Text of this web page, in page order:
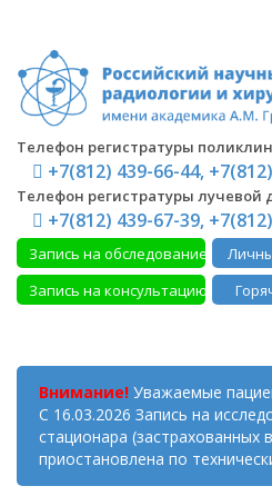
Телефон регистратуры
+7(812) 439-66-44,
Телефон регистратуры лучевой
+7(812) 439-67-39,
Запись на обследование
Запись на консультацию
Внимание! Уважаемые
С 16.03.2026 Запись на
стационара (застрахованных
приостановлена по